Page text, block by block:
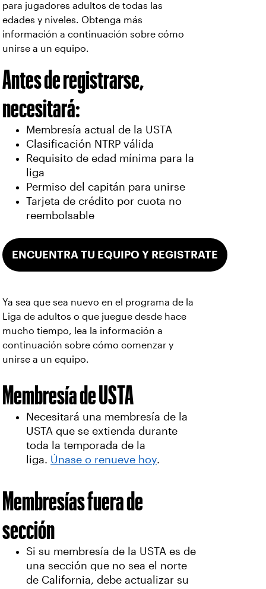
para jugadores adultos de todas las
edades y niveles. Obtenga más
información a continuación sobre cómo
unirse a un equipo.
Antes de registrarse,
necesitará:
Membresía actual de la USTA
Clasificación NTRP válida
Requisito de edad mínima para la
liga
Permiso del capitán para unirse
Tarjeta de crédito por cuota no
reembolsable
ENCUENTRA TU EQUIPO Y REGISTRATE
Ya sea que sea nuevo en el programa de la
Liga de adultos o que juegue desde hace
mucho tiempo, lea la información a
continuación sobre cómo comenzar y
unirse a un equipo.
Membresía de USTA
Necesitará una membresía de la
USTA que se extienda durante
toda la temporada de la
liga. Únase o renueve hoy.
Membresías fuera de
sección
Si su membresía de la USTA es de
una sección que no sea el norte
de California, debe actualizar su